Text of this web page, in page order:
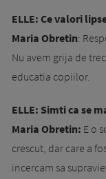
ELLE: Ce valori
Maria Obretin:
Nu avem grija de
educatia copiilor.
ELLE: Simti ca se
Maria Obretin: E o
crescut, dar care a
incercam sa